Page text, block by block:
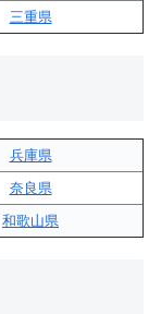
三重県
兵庫県
奈良県
和歌山県